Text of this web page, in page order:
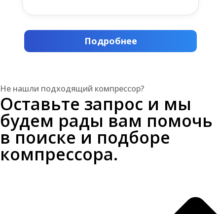
Подробнее
Не нашли подходящий компрессор?
Оставьте запрос и мы
будем рады вам помочь
в поиске и подборе
компрессора.